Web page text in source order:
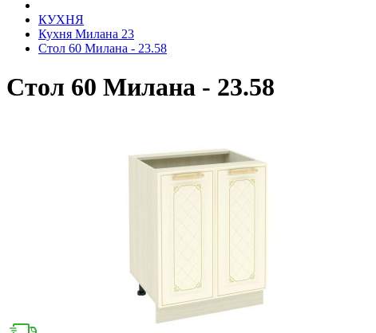
КУХНЯ
Кухня Милана 23
Стол 60 Милана - 23.58
Стол 60 Милана - 23.58